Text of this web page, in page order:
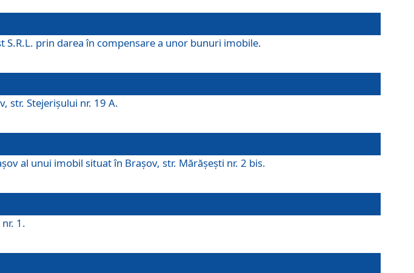
prin darea în compensare a unor bunuri imobile.
str. Stejerişului nr. 19 A.
al unui imobil situat în Braşov, str. Mărăşeşti nr. 2 bis.
1.